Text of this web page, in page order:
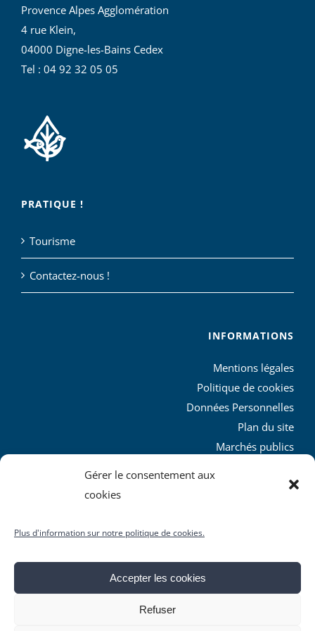
Gérer le consentement aux
cookies
Plus d'information sur notre politique de cookies.
Accepter les cookies
Refuser
Provence Alpes Agglomération
4 rue Klein,
04000 Digne-les-Bains Cedex
Tel : 04 92 32 05 05
PRATIQUE !
Tourisme
Contactez-nous !
INFORMATIONS
Mentions légales
Politique de cookies
Données Personnelles
Plan du site
Marchés publics
L’agglo recrute
réservés